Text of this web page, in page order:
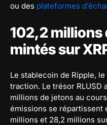
ou des plateformes
102,2 millions
mintés sur
Le stablecoin de Ripple,
traction. Le trésor RLUSD
millions de jetons au
émissions se répartissent
millions et 28,2 millions